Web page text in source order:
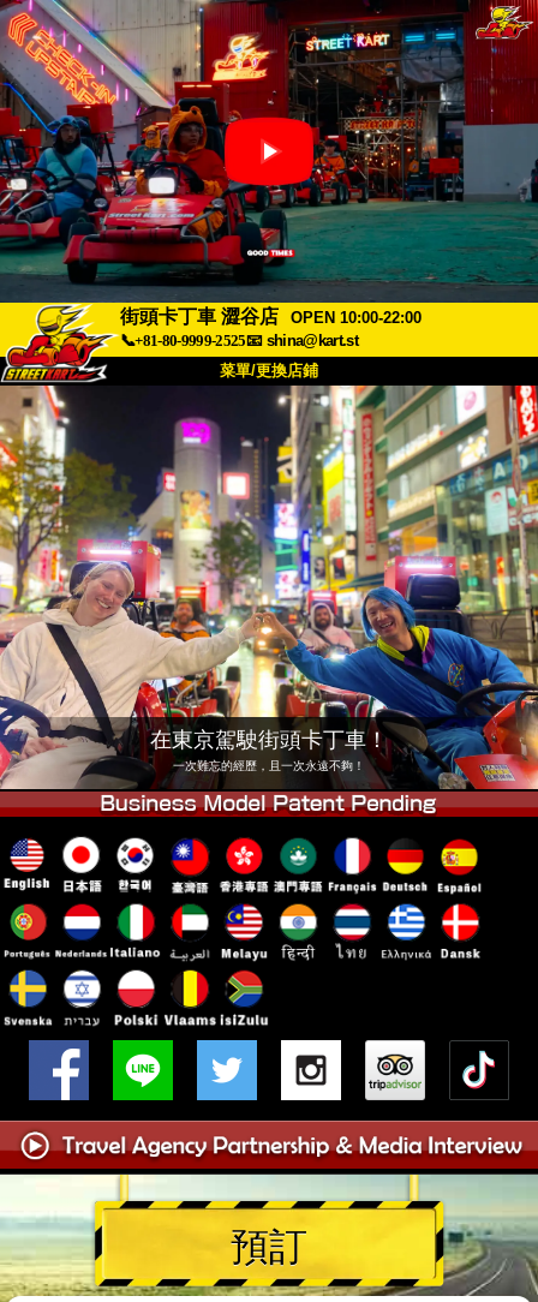
街頭卡丁車 澀谷店
OPEN 10:00-22:00
📞+81-80-9999-2525📧 shina@kart.st
菜單/更換店鋪
首頁
關於我們 規格 價格
交通資訊 顧客評價 常見問題
公司 預訂
更換店鋪
東京 品川 #1 東京 秋葉原 #1
東京 秋葉原 #2 東京 澀谷
東京 澀谷分店 東京灣
東京 淺草 大阪
沖繩
在東京駕駛街頭卡丁車！
一次難忘的經歷，且一次永遠不夠！
預訂